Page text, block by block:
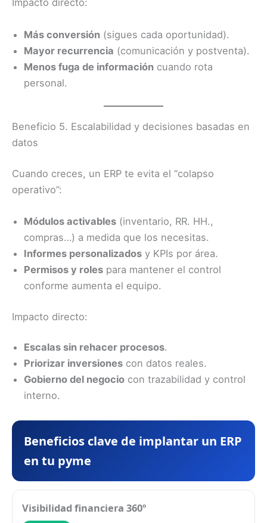
Impacto directo:
Más conversión (sigues cada oportunidad).
Mayor recurrencia (comunicación y postventa).
Menos fuga de información cuando rota
personal.
Beneficio 5. Escalabilidad y decisiones basadas en
datos
Cuando creces, un ERP te evita el “colapso
operativo”:
Módulos activables (inventario, RR. HH.,
compras…) a medida que los necesitas.
Informes personalizados y KPIs por área.
Permisos y roles para mantener el control
conforme aumenta el equipo.
Impacto directo:
Escalas sin rehacer procesos.
Priorizar inversiones con datos reales.
Gobierno del negocio con trazabilidad y control
interno.
Beneficios clave de implantar un ERP
en tu pyme
Visibilidad financiera 360º